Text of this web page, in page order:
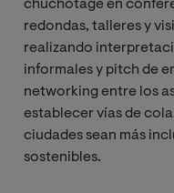
chuchotage en
redondas, talleres y
realizando
informales y pitch de
networking entre los
establecer vías de
ciudades sean más
sostenibles.